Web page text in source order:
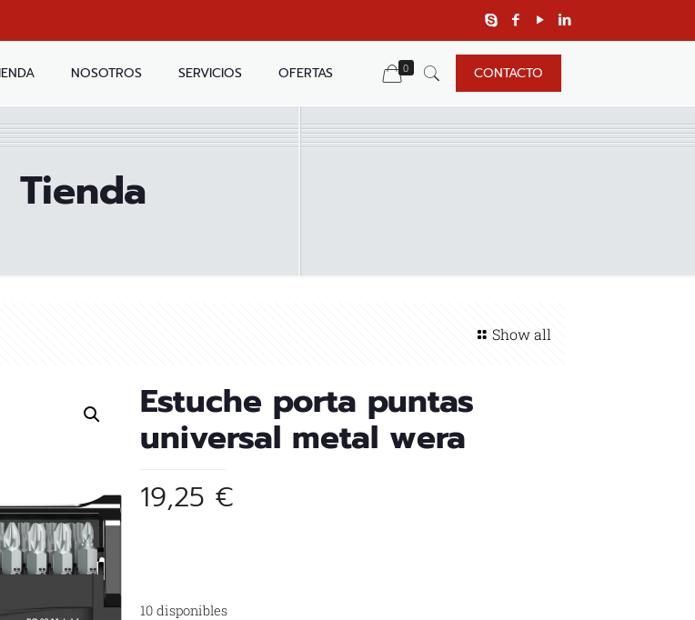
NOSOTROS SERVICIOS OFERTAS 0 CONTACTO
Tienda
Show all
Estuche porta puntas
universal metal wera
19,25 €
10 disponibles